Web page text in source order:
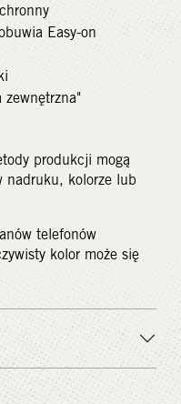
Easy-on
zewnętrzna"
produkcji mogą
nadruku, kolorze lub
telefonów
kolor może się